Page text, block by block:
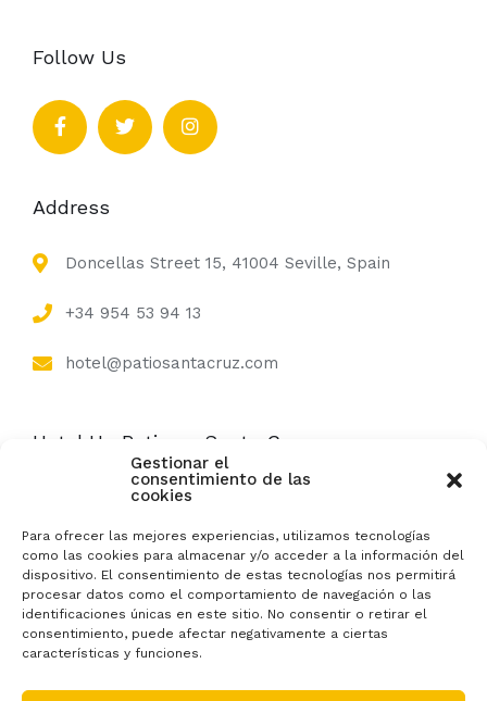
Gestionar el
consentimiento de las
cookies
Para ofrecer las mejores experiencias, utilizamos tecnologías
como las cookies para almacenar y/o acceder a la información del
dispositivo. El consentimiento de estas tecnologías nos permitirá
procesar datos como el comportamiento de navegación o las
identificaciones únicas en este sitio. No consentir o retirar el
consentimiento, puede afectar negativamente a ciertas
características y funciones.
Follow Us
Address
Doncellas Street 15, 41004 Seville, Spain
+34 954 53 94 13
hotel@patiosantacruz.com
Hotel Un Patio en Santa Cruz
Category: City Hotel, 2 stars | RTA number:
H/SE/0182
Hotel Patio Santa Cruz © 2024 | Doncellas Street 15,